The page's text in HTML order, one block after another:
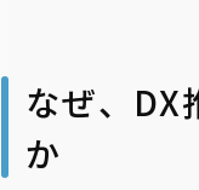
なぜ、DX
か